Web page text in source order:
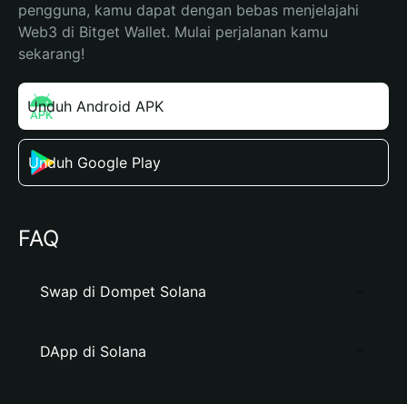
pengguna, kamu dapat dengan bebas menjelajahi
Web3 di Bitget Wallet. Mulai perjalanan kamu
sekarang!
Unduh Android APK
Unduh Google Play
FAQ
Swap di Dompet Solana
DApp di Solana